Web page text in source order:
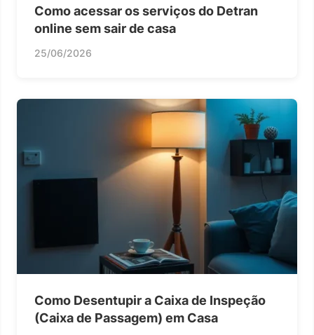
Como acessar os serviços do Detran
online sem sair de casa
25/06/2026
Como Desentupir a Caixa de Inspeção
(Caixa de Passagem) em Casa